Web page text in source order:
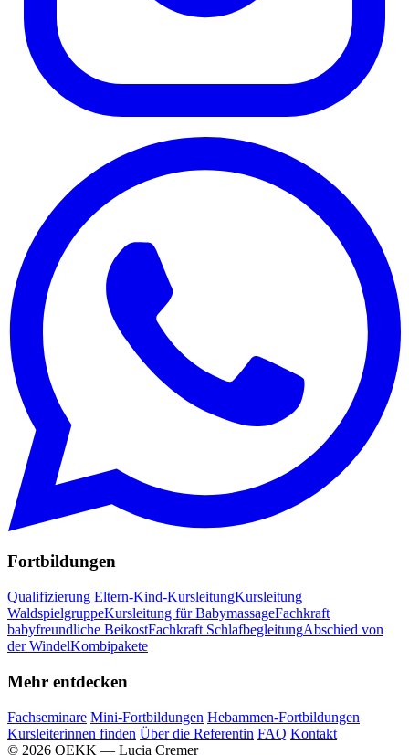
Fortbildungen
Qualifizierung Eltern-Kind-KursleitungKursleitung
WaldspielgruppeKursleitung für BabymassageFachkraft
babyfreundliche BeikostFachkraft SchlafbegleitungAbschied von
der WindelKombipakete
Mehr entdecken
Fachseminare Mini-Fortbildungen Hebammen-Fortbildungen
Kursleiterinnen finden Über die Referentin FAQ Kontakt
© 2026 QEKK — Lucia Cremer